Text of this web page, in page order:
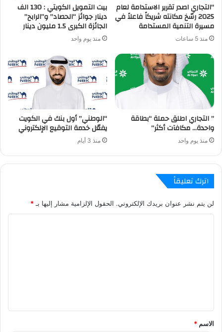
“التجاري اصدر تقرير الاستدامة لعام
2025 رسّخ مكانته شريكاً فاعلاً في
مسيرة التنمية المستدامة
منذ 5 ساعات
بيت التمويل الكويتي : 130 الف
دينار جوائز “الحصاد” و”الرابح”
الجائزة الكبرى 1.5 مليون دينار
منذ يوم واحد
” التجاري اطلق حملة “بطاقة
واحدة… مكافآت أكثر”
منذ يوم واحد
“الوطني” أول بنك في الكويت
يفعّل خدمة التوقيع الإلكتروني
منذ 3 أيام
اترك تعليقاً
لن يتم نشر عنوان بريدك الإلكتروني. الحقول الإلزامية مشار إليها بـ*
ق
الاسم *